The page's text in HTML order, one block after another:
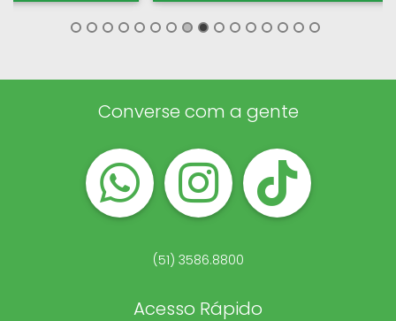
Converse com a gente
(51) 3586.8800
Acesso Rápido